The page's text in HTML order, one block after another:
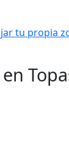
tu propia